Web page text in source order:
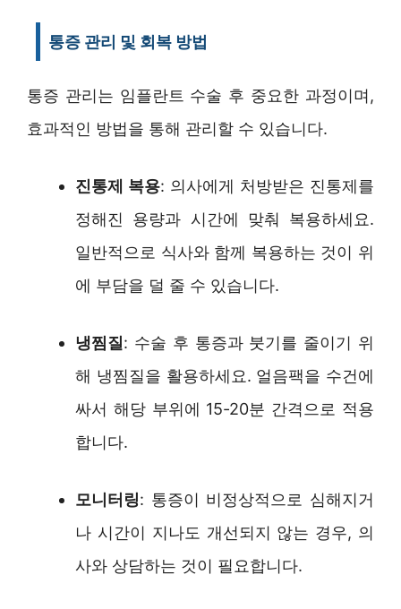
통증 관리 및 회복 방법
통증 관리는 임플란트 수술 후 중요한 과정이며,
효과적인 방법을 통해 관리할 수 있습니다.
진통제 복용: 의사에게 처방받은 진통제를
정해진 용량과 시간에 맞춰 복용하세요.
일반적으로 식사와 함께 복용하는 것이 위
에 부담을 덜 줄 수 있습니다.
냉찜질: 수술 후 통증과 붓기를 줄이기 위
해 냉찜질을 활용하세요. 얼음팩을 수건에
싸서 해당 부위에 15-20분 간격으로 적용
합니다.
모니터링: 통증이 비정상적으로 심해지거
나 시간이 지나도 개선되지 않는 경우, 의
사와 상담하는 것이 필요합니다.